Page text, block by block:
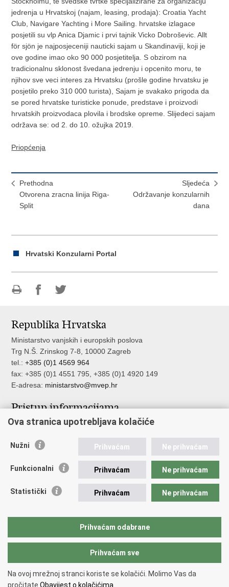
jedrenja u Hrvatskoj (najam, leasing, prodaja): Croatia Yacht
Club, Navigare Yachting i More Sailing. hrvatske izlagace
posjetili su vlp Anica Djamic i prvi tajnik Vicko Dobroševic. Allt
för sjön je najposjeceniji nauticki sajam u Skandinaviji, koji je
ove godine imao oko 90 000 posjetitelja. S obzirom na
tradicionalnu sklonost švedana jedrenju i opcenito moru, te
njihov sve veci interes za Hrvatsku (prošle godine hrvatsku je
posjetilo preko 310 000 turista), Sajam je svakako prigoda da
se pored hrvatske turisticke ponude, predstave i proizvodi
hrvatskih proizvodaca plovila i brodske opreme. Slijedeci sajam
održava se: od 2. do 10. ožujka 2019.
Priopćenja
Prethodna
Otvorena zracna linija Riga-
Split
Sljedeća
Održavanje konzularnih
dana
Hrvatski Konzularni Portal
Facebooku
Twitteru
Republika Hrvatska
Ministarstvo vanjskih i europskih poslova
Trg N.Š. Zrinskog 7-8, 10000 Zagreb
tel.:+385 (0)1 4569 964
fax: +385 (0)1 4551 795, +385 (0)1 4920 149
E-adresa: ministarstvo@mvep.hr
Pristup informacijama
Pristup informacijama
Nepravilnosti
Javna nabava u MVEP-u
Nadzor rada i unutarnja revizija službe vanjskih poslova
Copyright © 2026 Ministarstvo vanjskih i europskih poslova.
Ova stranica upotrebljava kolačiće
Nužni Prihvaćam Ne prihvaćam
Funkcionalni Prihvaćam Ne prihvaćam
Statistički Prihvaćam Ne prihvaćam
Prihvaćam odabrane
Prihvaćam sve
Na ovoj mrežnoj stranci koriste se kolačići. Molimo Vas da
pročitate Obavijest o kolačićima.